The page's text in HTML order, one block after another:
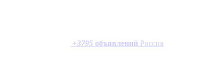
+3795 объявлений Россия